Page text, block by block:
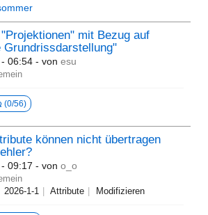
mit Bezug auf
Grundrissdarstellung"
06:54 - von esu
(0/56)
können nicht übertragen
09:17 - von o_o
2026-1-1 Attribute Modifizieren